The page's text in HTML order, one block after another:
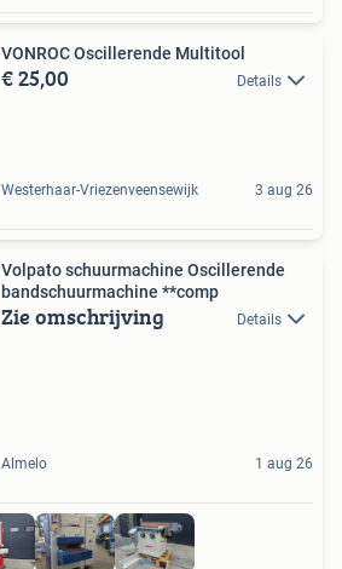
VONROC Oscillerende Multitool
€ 25,00 Details
Westerhaar-Vriezenveensewijk 3 aug 26
Volpato schuurmachine Oscillerende
bandschuurmachine **comp
Zie omschrijving Details
Almelo 1 aug 26